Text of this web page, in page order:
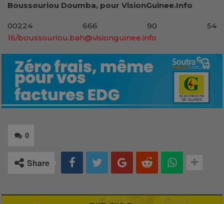
Boussouriou Doumba, pour VisionGuinee.Info
00224 666 90 54
16/boussouriou.bah@visionguinee.info
0
Share